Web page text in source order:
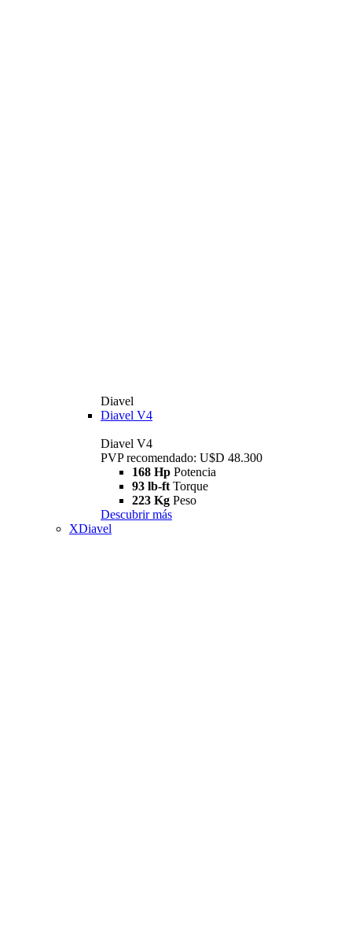
Diavel
Diavel V4
Diavel V4
PVP recomendado: U$D 48.300
168 Hp Potencia
93 lb-ft Torque
223 Kg Peso
Descubrir más
XDiavel